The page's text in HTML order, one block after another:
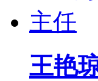
王艳